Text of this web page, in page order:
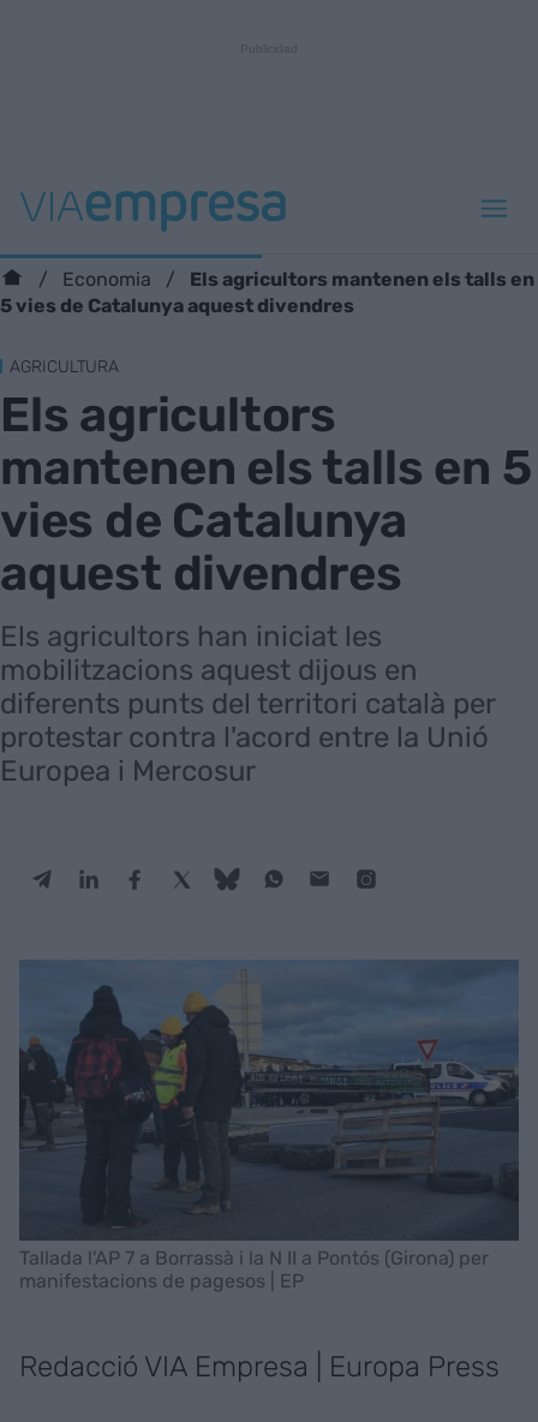
Economia
Els agricultors mantenen els talls en
5 vies de Catalunya aquest divendres
AGRICULTURA
Els agricultors
mantenen els talls en 5
vies de Catalunya
aquest divendres
Els agricultors han iniciat les
mobilitzacions aquest dijous en
diferents punts del territori català per
protestar contra l'acord entre la Unió
Europea i Mercosur
Tallada l'AP 7 a Borrassà i la N II a Pontós (Girona) per
manifestacions de pagesos | EP
Redacció VIA Empresa | Europa Press